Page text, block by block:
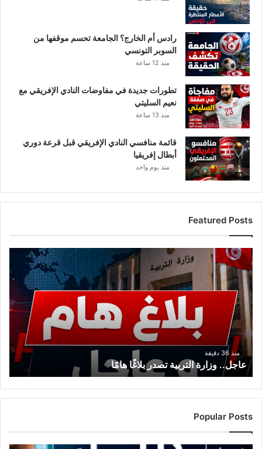
رادس أم الخارج؟ الجامعة تحسم موقفها من
السوبر التونسي
منذ 12 ساعة
تطورات جديدة في مفاوضات النادي الإفريقي مع
نعيم السليتي
منذ 13 ساعة
قائمة منافسي النادي الإفريقي قبل قرعة دوري
أبطال إفريقيا
منذ يوم واحد
Featured Posts
عاجل..
وزارة
التربية
تصدر
بلاغًا
هامًا
منذ 36 دقيقة
عاجل.. وزارة التربية تصدر بلاغًا هامًا
Popular Posts